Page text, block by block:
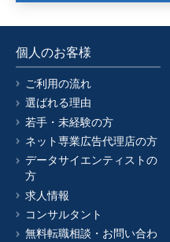
個人のお客様
ご利用の流れ
選ばれる理由
若手・未経験の方
ネット専業広告代理店の方
データサイエンティストの
方
求人情報
コンサルタント
無料転職相談・お問い合わ